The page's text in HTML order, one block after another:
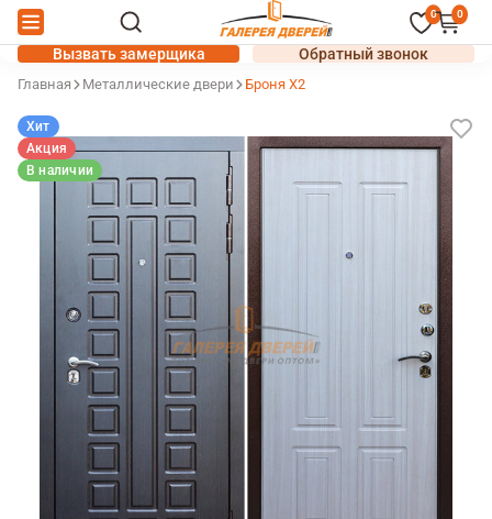
0 0
Вызвать замерщика Обратный звонок
Главная Металлические двери Броня X2
Хит
Акция
В наличии